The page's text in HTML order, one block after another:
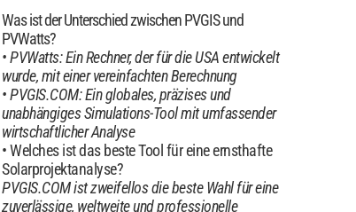
Was ist der Unterschied zwischen PVGIS und
PVWatts?
PVWatts: Ein Rechner, der für die USA entwickelt
wurde, mit einer vereinfachten Berechnung
PVGIS.COM: Ein globales, präzises und
unabhängiges Simulations-Tool mit umfassender
wirtschaftlicher Analyse
Welches ist das beste Tool für eine ernsthafte
Solarprojektanalyse?
PVGIS.COM ist zweifellos die beste Wahl für eine
zuverlässige, weltweite und professionelle